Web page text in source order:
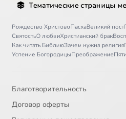
Тематические страницы
Рождество ХристовоПасхаВеликий пост
СвятостьО любвиХристианский брак
Как читать БиблиюЗачем нужна религия
Успение БогородицыПреображение
Благотворительность
Договор оферты